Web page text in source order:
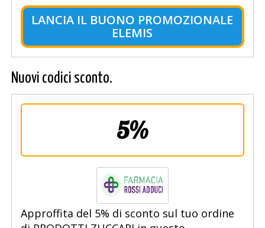
LANCIA IL BUONO PROMOZIONALE
ELEMIS
Nuovi codici sconto.
5%
Approffita del 5% di sconto sul tuo ordine